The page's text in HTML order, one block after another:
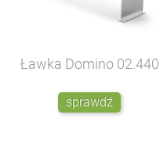
Ławka Domino 02.440
sprawdź